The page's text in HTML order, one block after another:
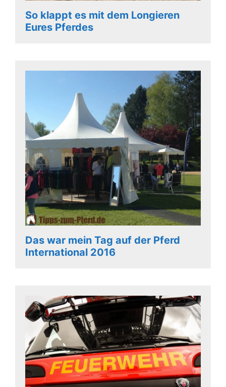
So klappt es mit dem Longieren
Eures Pferdes
Das war mein Tag auf der Pferd
International 2016